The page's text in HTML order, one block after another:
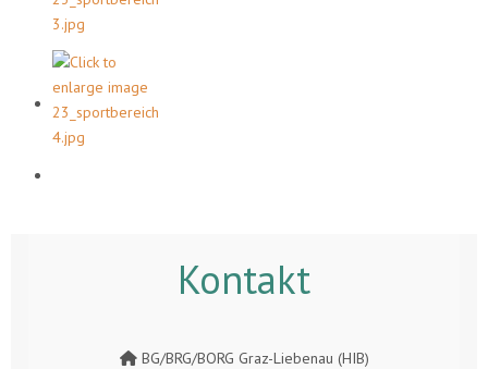
Kontakt
BG/BRG/BORG Graz-Liebenau (HIB)